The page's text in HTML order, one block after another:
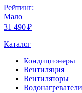
Рейтинг:
Мало
31 490 ₽
Каталог
Кондиционеры
Вентиляция
Вентиляторы
Водонагреватели